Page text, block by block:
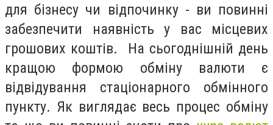
для бізнесу чи відпочинку - ви повинні
забезпечити наявність у вас місцевих
грошових коштів. На сьогоднішній день
кращою формою обміну валюти є
відвідування стаціонарного обмінного
пункту. Як виглядає весь процес обміну